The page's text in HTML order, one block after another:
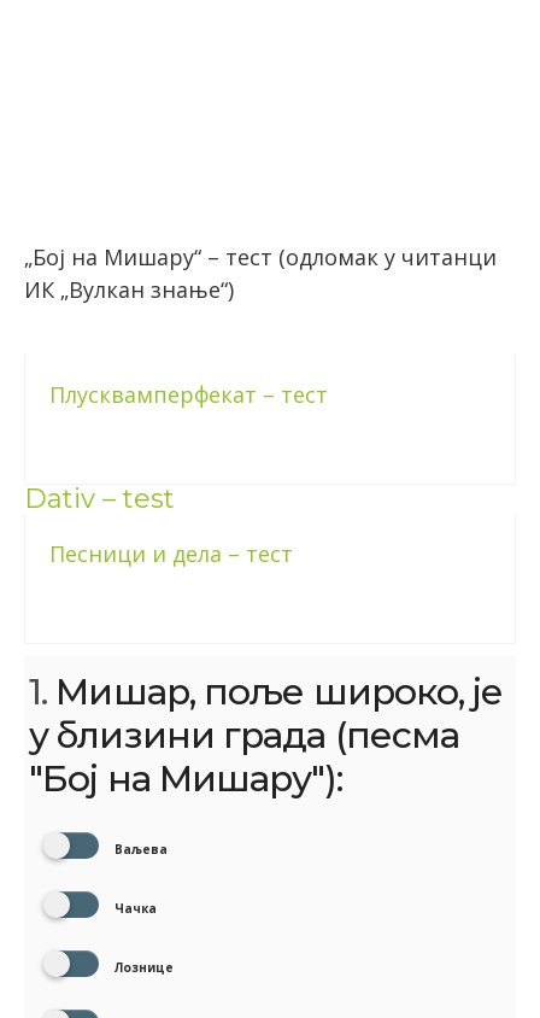
„Бој на Мишару“ – тест (одломак у читанци
ИК „Вулкан знање“)
Плусквамперфекат – тест
Dativ – test
Песници и дела – тест
1. Мишар, поље широко, је
у близини града (песма
"Бој на Мишару"):
Ваљева
Чачка
Лознице